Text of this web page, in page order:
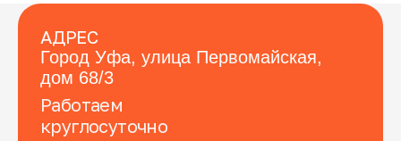
АДРЕС
Город Уфа, улица Первомайская,
дом 68/3
Работаем
круглосуточно